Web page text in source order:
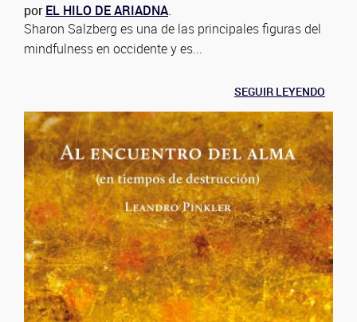
porEL HILO DE ARIADNA.
Sharon Salzberg es una de las principales figuras del
mindfulness en occidente y es...
SEGUIR LEYENDO